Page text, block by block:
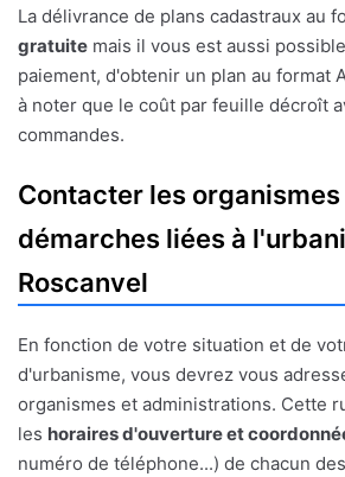
La délivrance de plans cadastraux au
gratuite mais il vous est aussi
paiement, d'obtenir un plan au format
à noter que le coût par feuille décroît
commandes.
Contacter les
démarches liées à
Roscanvel
En fonction de votre situation et de
d'urbanisme, vous devrez vous
organismes et administrations. Cette
les horaires d'ouverture et
numéro de téléphone...) de chacun